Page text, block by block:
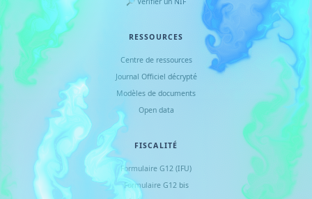
RESSOURCES
Centre de ressources
Journal Officiel décrypté
Modèles de documents
Open data
FISCALITÉ
Formulaire G12 (IFU)
Formulaire G12 bis